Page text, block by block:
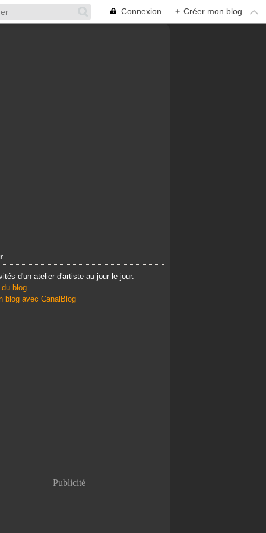
Connexion + Créer mon blog
d'un atelier d'artiste au jour le jour.
blog
blog avec CanalBlog
Publicité